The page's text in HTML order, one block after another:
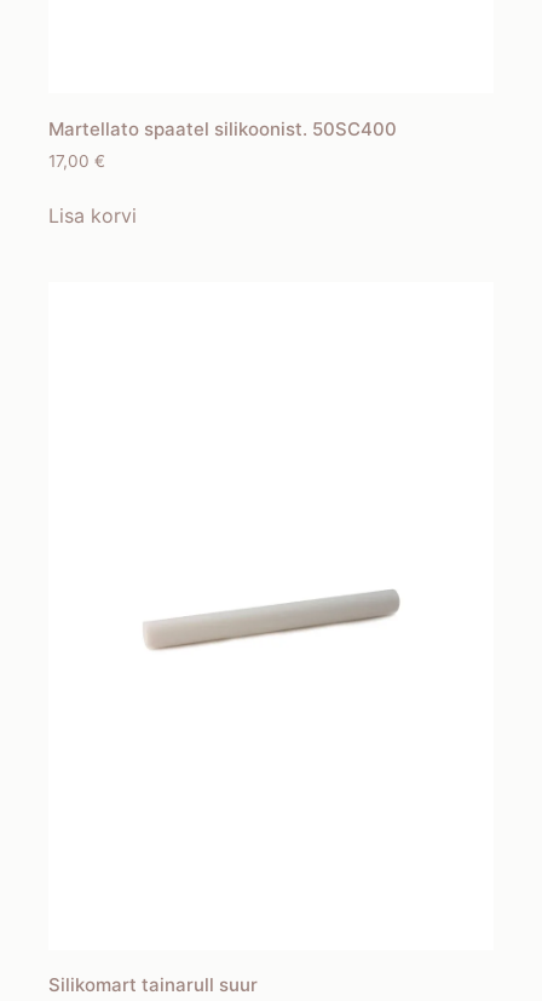
Martellato spaatel silikoonist. 50SC400
17,00 €
Lisa korvi
Silikomart tainarull suur